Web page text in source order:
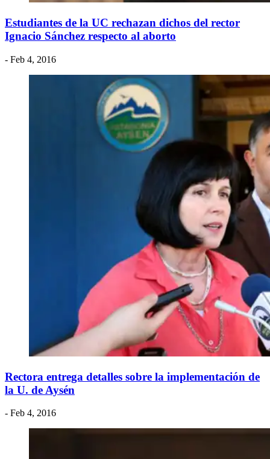
Estudiantes de la UC rechazan dichos del rector
Ignacio Sánchez respecto al aborto
- Feb 4, 2016
Rectora entrega detalles sobre la implementación de
la U. de Aysén
- Feb 4, 2016